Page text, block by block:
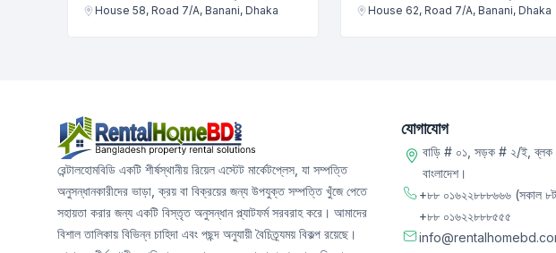
House 58, Road 7/A, Banani, Dhaka
House 62, Road 7/A, Banani, Dhaka
রেন্টালহোমবিডি একটি শীর্ষস্থানীয় রিয়েল এস্টেট মার্কেটপ্লেস, যা সম্পত্তি
অনুসন্ধানকারীদের ভাড়া, ক্রয় বা বিক্রয়ের জন্য উপযুক্ত সম্পত্তি খুঁজে পেতে
সহায়তা করার জন্য একটি বিস্তৃত অনুসন্ধান প্ল্যাটফর্ম সরবরাহ করে। আমাদের
বিশাল তালিকায় বিভিন্ন চাহিদা এবং পছন্দ অনুযায়ী বৈচিত্র্যময় বিকল্প রয়েছে।
যোগাযোগ
বাড়ি # ০১, সড়ক # ২/ই, ব্লক #
বাংলাদেশ।
+৮৮ ০১৬২২৮৮৮৬৬৬ (সকাল
+৮৮ ০১৬২২৮৮৮৫৫৫